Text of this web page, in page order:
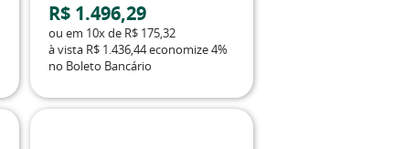
R$ 1.496,29
ou em 10xde R$ 175,32
à vista R$ 1.436,44economize4%
no Boleto Bancário